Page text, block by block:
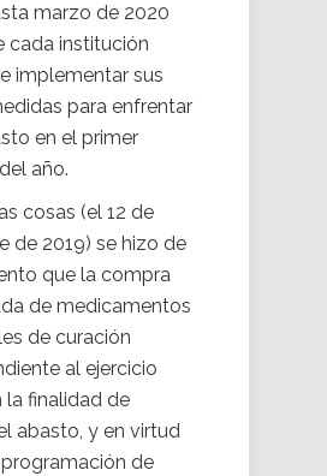
marzo de 2020
cada institución
implementar sus
para enfrentar
en el primer
año.
cosas (el 12 de
de 2019) se hizo de
que la compra
de medicamentos
de curación
al ejercicio
la finalidad de
abasto, y en virtud
de